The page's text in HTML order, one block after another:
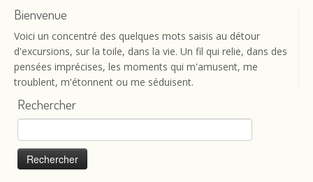
Bienvenue
Voici un concentré des quelques mots saisis au détour
d'excursions, sur la toile, dans la vie. Un fil qui relie, dans des
pensées imprécises, les moments qui m'amusent, me
troublent, m'étonnent ou me séduisent.
Rechercher
Rechercher :